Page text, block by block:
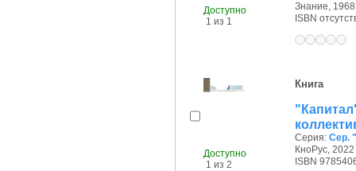
Доступно
1 из 1
Знание, 1968
ISBN
Доступно
1 из 2
Книга
Серия: Сер.
КноРус, 2022
ISBN